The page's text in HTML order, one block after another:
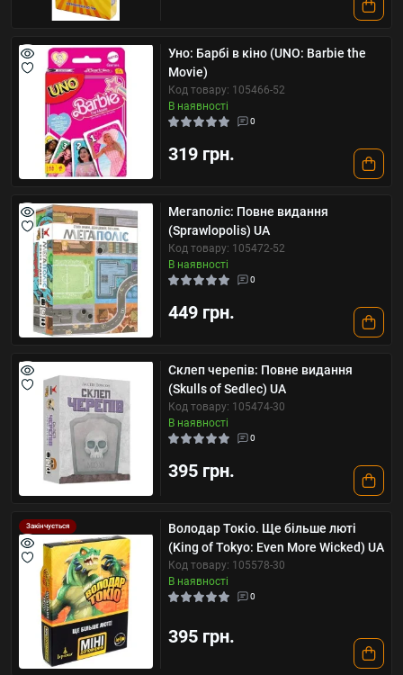
Уно: Барбі в кіно (UNO: Barbie the
Movie)
Код товару: 105466-52
В наявності
0
319 грн.
Мегаполіс: Повне видання
(Sprawlopolis) UA
Код товару: 105472-52
В наявності
0
449 грн.
Склеп черепів: Повне видання
(Skulls of Sedlec) UA
Код товару: 105474-30
В наявності
0
395 грн.
Закінчується
Володар Токіо. Ще більше люті
(King of Tokyo: Even More Wicked) UA
Код товару: 105578-30
В наявності
0
395 грн.